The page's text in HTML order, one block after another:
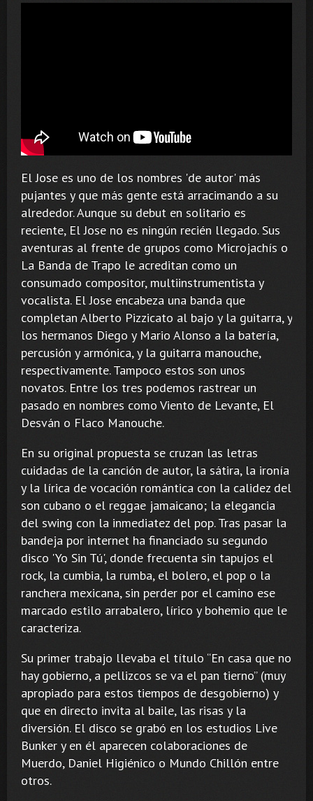
El Jose es uno de los nombres 'de autor' más
pujantes y que más gente está arracimando a su
alrededor. Aunque su debut en solitario es
reciente, El Jose no es ningún recién llegado. Sus
aventuras al frente de grupos como Microjachís o
La Banda de Trapo le acreditan como un
consumado compositor, multiinstrumentista y
vocalista. El Jose encabeza una banda que
completan Alberto Pizzicato al bajo y la guitarra, y
los hermanos Diego y Mario Alonso a la batería,
percusión y armónica, y la guitarra manouche,
respectivamente. Tampoco estos son unos
novatos. Entre los tres podemos rastrear un
pasado en nombres como Viento de Levante, El
Desván o Flaco Manouche.
En su original propuesta se cruzan las letras
cuidadas de la canción de autor, la sátira, la ironía
y la lírica de vocación romántica con la calidez del
son cubano o el reggae jamaicano; la elegancia
del swing con la inmediatez del pop. Tras pasar la
bandeja por internet ha financiado su segundo
disco 'Yo Sin Tú', donde frecuenta sin tapujos el
rock, la cumbia, la rumba, el bolero, el pop o la
ranchera mexicana, sin perder por el camino ese
marcado estilo arrabalero, lírico y bohemio que le
caracteriza.
Su primer trabajo llevaba el título “En casa que no
hay gobierno, a pellizcos se va el pan tierno” (muy
apropiado para estos tiempos de desgobierno) y
que en directo invita al baile, las risas y la
diversión. El disco se grabó en los estudios Live
Bunker y en él aparecen colaboraciones de
Muerdo, Daniel Higiénico o Mundo Chillón entre
otros.